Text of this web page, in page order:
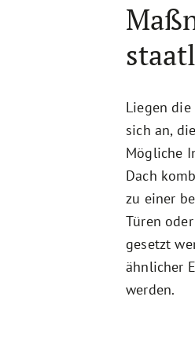
Liegen
sich an,
Mögliche
Dach
zu einer
Türen
gesetzt
ähnlicher
werden.